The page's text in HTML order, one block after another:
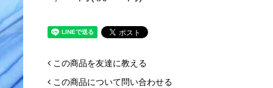
この商品を友達に教える
この商品について問い合わせる